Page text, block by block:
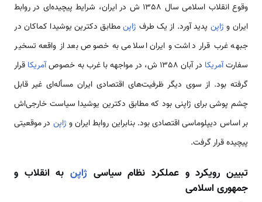
وقوع انقلاب اسلامی سال 1358 ش در ایران، شرایط پیچیده‌ای در روابط
ایران و ژاپن پدید آورد. از یک طرف ژاپنمطابق دکترین یوشیدا کماکان در
جبهه غرب قرار داشت و ایران اسلامی به خصوص بعد از واقعه تسخیر
سفارتآمریکا در آبان 1358 ش، در مواجهه با غرب به خصوص آمریکا قرار
گرفته بود. از سوی دیگر ظرفیت‌های اقتصادی ایران مسأله‌ای غیر قابل
چشم پوشی برای ژاپنی بود که مطابق دکترین یوشیدا سیاست خارجی‌اش
بر اساس دیپلوماسی اقتصادی بود. بنابراین روابط ایران و ژاپن در موقعیتی
پیچیده قرار گرفت.
تبیین رویکرد و عملکرد نظام سیاسی ژاپن به انقلاب و
جمهوری اسلامی